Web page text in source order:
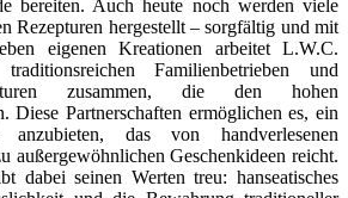
bereiten. Auch heute noch werden viele
Rezepturen hergestellt – sorgfältig und mit
eigenen Kreationen arbeitet L.W.C.
Familienbetrieben und
zusammen, die den hohen
Diese Partnerschaften ermöglichen es, ein
anzubieten, das von handverlesenen
außergewöhnlichen Geschenkideen reicht.
dabei seinen Werten treu: hanseatisches